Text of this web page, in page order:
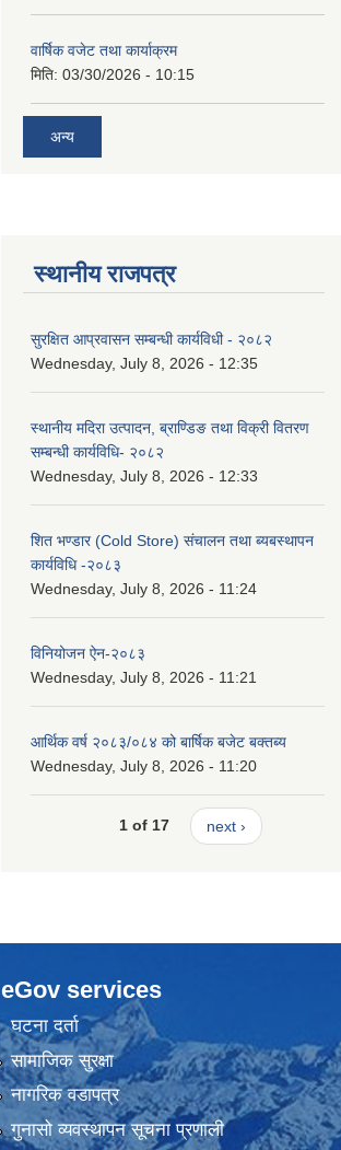
वार्षिक वजेट तथा कार्याक्रम
मिति: 03/30/2026 - 10:15
अन्य
स्थानीय राजपत्र
सुरक्षित आप्रवासन सम्बन्धी कार्यविधी - २०८२
Wednesday, July 8, 2026 - 12:35
स्थानीय मदिरा उत्पादन, ब्राण्डिङ तथा विक्री वितरण
सम्बन्धी कार्यविधि- २०८२
Wednesday, July 8, 2026 - 12:33
शित भण्डार (Cold Store) संचालन तथा ब्यबस्थापन
कार्यविधि -२०८३
Wednesday, July 8, 2026 - 11:24
विनियोजन ऐन-२०८३
Wednesday, July 8, 2026 - 11:21
आर्थिक वर्ष २०८३/०८४ को बार्षिक बजेट बक्तब्य
Wednesday, July 8, 2026 - 11:20
1 of 17 next ›
eGov services
घटना दर्ता
सामाजिक सुरक्षा
नागरिक वडापत्र
गुनासो व्यवस्थापन सूचना प्रणाली